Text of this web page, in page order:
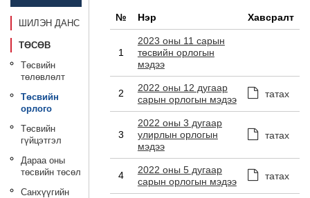
ШИЛЭН ДАНС
ТӨСӨВ
Төсвийн
төлөвлөлт
Төсвийн
орлого
Төсвийн
гүйцэтгэл
Дараа оны
төсвийн төсөл
Санхүүгийн
№ Нэр Хавсралт
1
2023 оны 11 сарын
төсвийн орлогын
мэдээ
2
2022 оны 12 дугаар
сарын орлогын мэдээ
татах
3
2022 оны 3 дугаар
улирлын орлогын
мэдээ
татах
4
2022 оны 5 дугаар
сарын орлогын мэдээ
татах